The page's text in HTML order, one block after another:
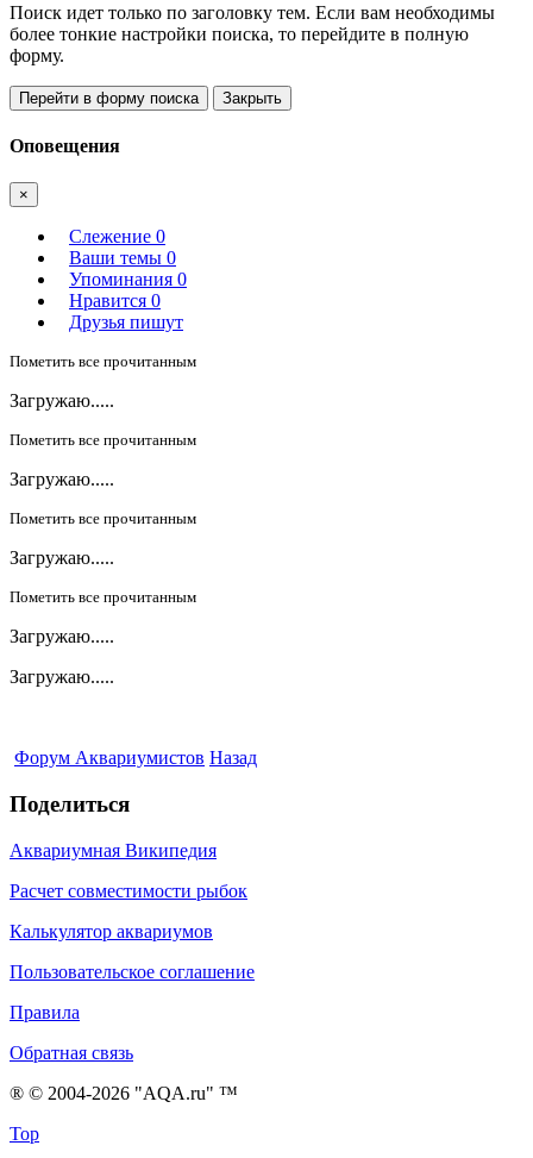
Поиск идет только по заголовку тем. Если вам необходимы
более тонкие настройки поиска, то перейдите в полную
форму.
Перейти в форму поиска Закрыть
Оповещения
×
Слежение 0
Ваши темы 0
Упоминания 0
Нравится 0
Друзья пишут
Пометить все прочитанным
Загружаю.....
Пометить все прочитанным
Загружаю.....
Пометить все прочитанным
Загружаю.....
Пометить все прочитанным
Загружаю.....
Загружаю.....
Форум Аквариумистов Назад
Поделиться
Аквариумная Википедия
Расчет совместимости рыбок
Калькулятор аквариумов
Пользовательское соглашение
Правила
Обратная связь
® © 2004-2026 "AQA.ru" ™
Top